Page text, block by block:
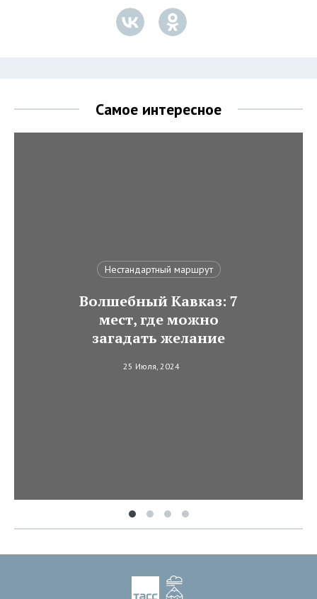
Самое интересное
Нестандартный маршрут
Волшебный Кавказ: 7
мест, где можно
загадать желание
25 Июля, 2024